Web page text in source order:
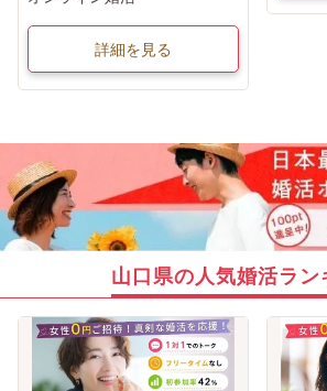
詳細を見る
山口県の人気婚活ラン